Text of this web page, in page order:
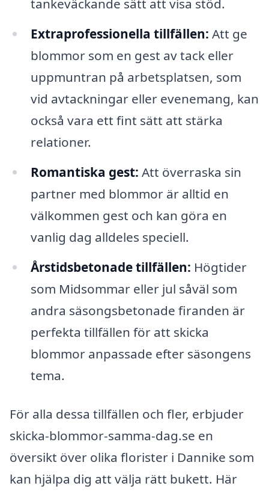
tankeväckande sätt att visa stöd.
Extraprofessionella tillfällen: Att ge
blommor som en gest av tack eller
uppmuntran på arbetsplatsen, som
vid avtackningar eller evenemang, kan
också vara ett fint sätt att stärka
relationer.
Romantiska gest: Att överraska sin
partner med blommor är alltid en
välkommen gest och kan göra en
vanlig dag alldeles speciell.
Årstidsbetonade tillfällen: Högtider
som Midsommar eller jul såväl som
andra säsongsbetonade firanden är
perfekta tillfällen för att skicka
blommor anpassade efter säsongens
tema.
För alla dessa tillfällen och fler, erbjuder
skicka-blommor-samma-dag.se en
översikt över olika florister i Dannike som
kan hjälpa dig att välja rätt bukett. Här